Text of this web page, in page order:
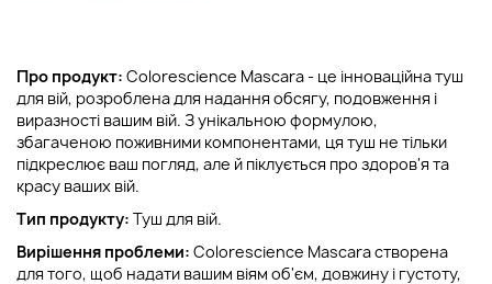
Про продукт: Colorescience Mascara - це інноваційна туш
для вій, розроблена для надання обсягу, подовження і
виразності вашим вій. З унікальною формулою,
збагаченою поживними компонентами, ця туш не тільки
підкреслює ваш погляд, але й піклується про здоров'я та
красу ваших вій.
Тип продукту: Туш для вій.
Вирішення проблеми: Colorescience Mascara створена
для того, щоб надати вашим віям об'єм, довжину і густоту,